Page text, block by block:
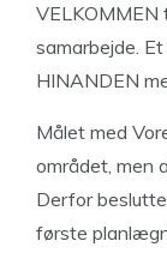
samarbejde.
HINANDEN
Målet med
området, men
Derfor
første